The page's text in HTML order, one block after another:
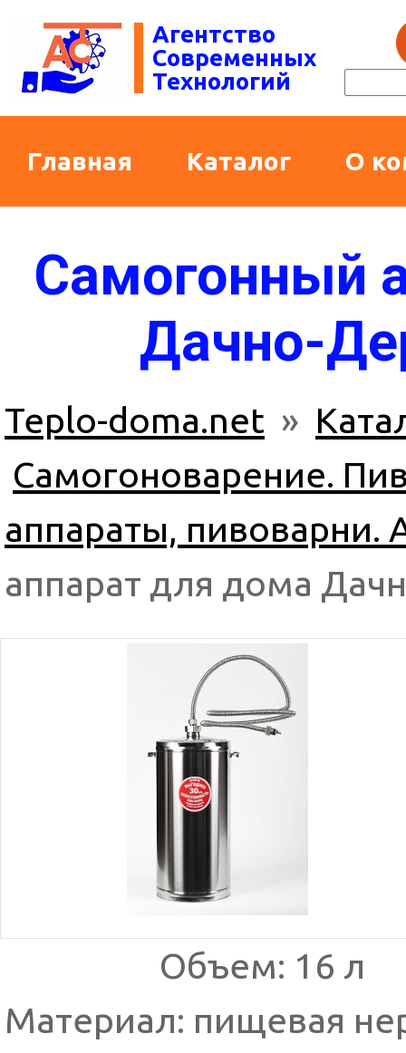
Агентство
Современных
Технологий
Главная Каталог О
Самогонный
Дачно-
Teplo-doma.net »
Самогоноварение.
аппараты, пивоварни.
аппарат для дома
Объем: 16 л
Материал: пищевая